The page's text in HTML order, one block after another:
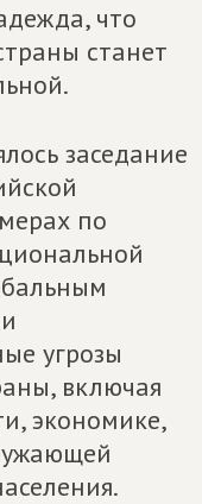
что
станет
заседание
по
угрозы
включая
экономике,